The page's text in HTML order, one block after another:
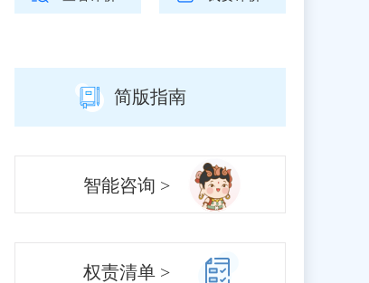
简版指南
智能咨询 >
权责清单 >